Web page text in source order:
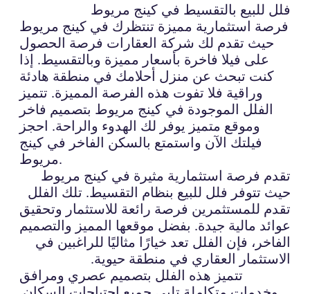
فلل للبيع بالتقسيط في كينج مريوط
فرصة استثمارية مميزة تنتظرك في كينج مريوط
حيث تقدم لك شركة العقارات فرصة الحصول
على فيلا فاخرة بأسعار مميزة وبالتقسيط. إذا
كنت تبحث عن منزل أحلامك في منطقة هادئة
وراقية فلا تفوت هذه الفرصة المميزة. تتميز
الفلل الموجودة في كينج مريوط بتصميم فاخر
وموقع متميز يوفر لك الهدوء والراحة. احجز
فيلتك الآن واستمتع بالسكن الفاخر في كينج
مريوط.
تقدم فرصة استثمارية مثيرة في كينج مريوط
حيث تتوفر فلل للبيع بنظام التقسيط. تلك الفلل
تقدم للمستثمرين فرصة رائعة للاستثمار وتحقيق
عوائد مالية جيدة. بفضل موقعها المميز والتصميم
الفاخر، فإن الفلل تعد خيارًا مثاليًا للراغبين في
الاستثمار العقاري في منطقة حيوية.
تتميز هذه الفلل بتصميم عصري ومرافق